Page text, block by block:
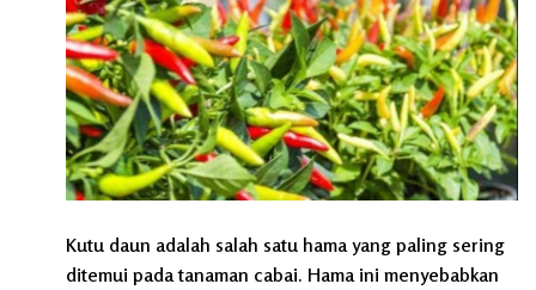
Kutu daun adalah salah satu hama yang paling sering
ditemui pada tanaman cabai. Hama ini menyebabkan